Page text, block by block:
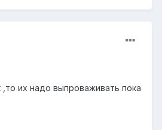
их надо выпроваживать пока